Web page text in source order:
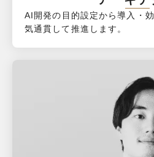
AI開発の目的設定から導入・
気通貫して推進します。